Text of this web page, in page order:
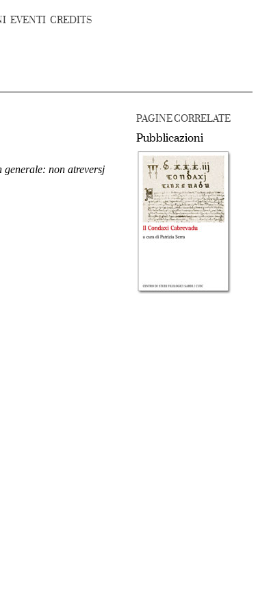
EVENTI CREDITS
PAGINE CORRELATE
Pubblicazioni
generale: non atreversj